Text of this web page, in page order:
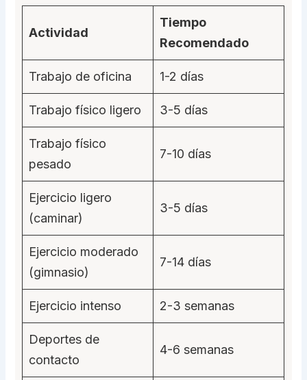
Actividad
Tiempo
Recomendado
Trabajo de oficina 1-2 días
Trabajo físico ligero 3-5 días
Trabajo físico
pesado
7-10 días
Ejercicio ligero
(caminar)
3-5 días
Ejercicio moderado
(gimnasio)
7-14 días
Ejercicio intenso 2-3 semanas
Deportes de
contacto
4-6 semanas